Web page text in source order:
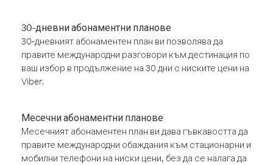
30-дневни абонаментни планове
30-дневният абонаментен план ви позволява да
правите международни разговори към дестинация по
ваш избор в продължение на 30 дни с ниските цени на
Viber.
Месечни абонаментни планове
Месечният абонаментен план ви дава гъвкавостта да
правите международни обаждания към стационарни и
мобилни телефони на ниски цени, без да се налага да